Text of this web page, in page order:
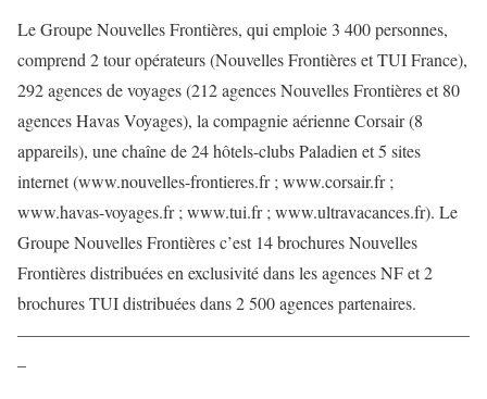
Le Groupe Nouvelles Frontières, qui emploie 3 400 personnes,
comprend 2 tour opérateurs (Nouvelles Frontières et TUI France),
292 agences de voyages (212 agences Nouvelles Frontières et 80
agences Havas Voyages), la compagnie aérienne Corsair (8
appareils), une chaîne de 24 hôtels-clubs Paladien et 5 sites
internet (www.nouvelles-frontieres.fr ; www.corsair.fr ;
www.havas-voyages.fr ; www.tui.fr ; www.ultravacances.fr). Le
Groupe Nouvelles Frontières c’est 14 brochures Nouvelles
Frontières distribuées en exclusivité dans les agences NF et 2
brochures TUI distribuées dans 2 500 agences partenaires.
——————————————————————————
–